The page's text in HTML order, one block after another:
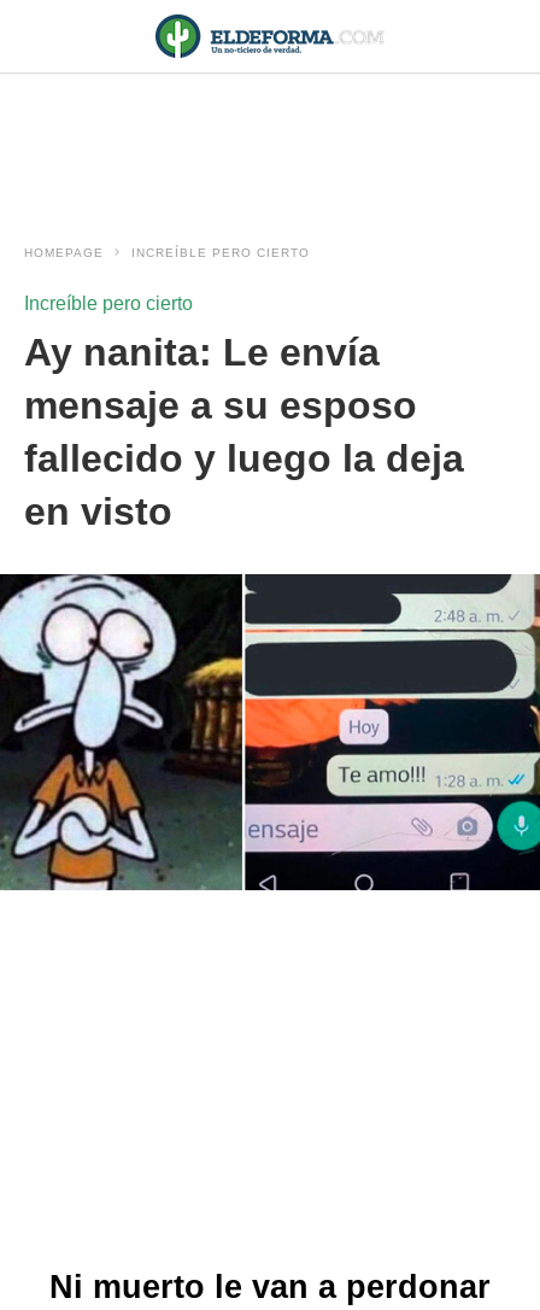
HOMEPAGE INCREÍBLE PERO CIERTO
Increíble pero cierto
Ay nanita: Le envía
mensaje a su esposo
fallecido y luego la deja
en visto
Ni muerto le van a perdonar